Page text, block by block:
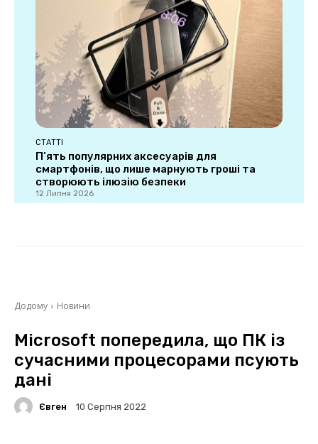
СТАТТІ
П’ять популярних аксесуарів для
смартфонів, що лише марнують гроші та
створюють ілюзію безпеки
12 Липня 2026